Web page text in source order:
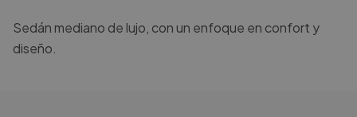
Sedán mediano de lujo, con un enfoque en confort y
diseño.